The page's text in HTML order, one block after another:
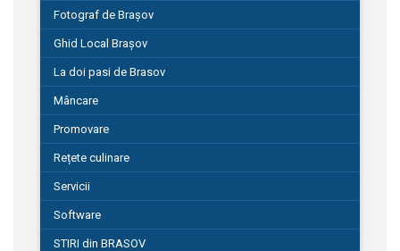
Fotograf de Brașov
Ghid Local Brașov
La doi pasi de Brasov
Mâncare
Promovare
Rețete culinare
Servicii
Software
STIRI din BRASOV